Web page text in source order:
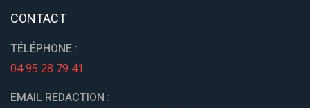
CONTACT
TÉLÉPHONE :
04 95 28 79 41
EMAIL REDACTION :